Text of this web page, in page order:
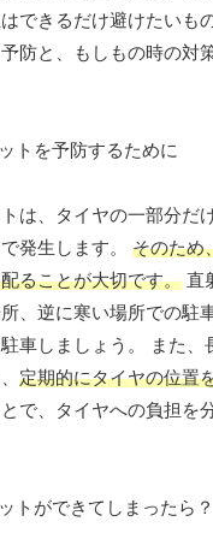
できるだけ避けたいも
防と、もしもの時の対
トを予防するために
は、タイヤの一部分だ
発生します。 そのため
ることが大切です。 直
、逆に寒い場所での駐
車しましょう。 また、
定期的にタイヤの位置
とで、タイヤへの負担を
トができてしまったら？